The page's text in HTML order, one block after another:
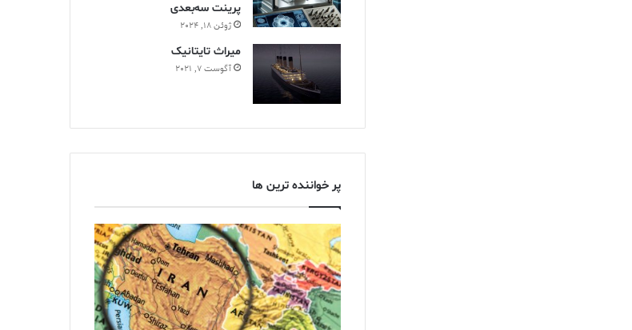
پرینت سه‌بعدی
ژوئن 18, 2024
ميراث تايتانيک
آگوست 7, 2021
پر خواننده ترین ها